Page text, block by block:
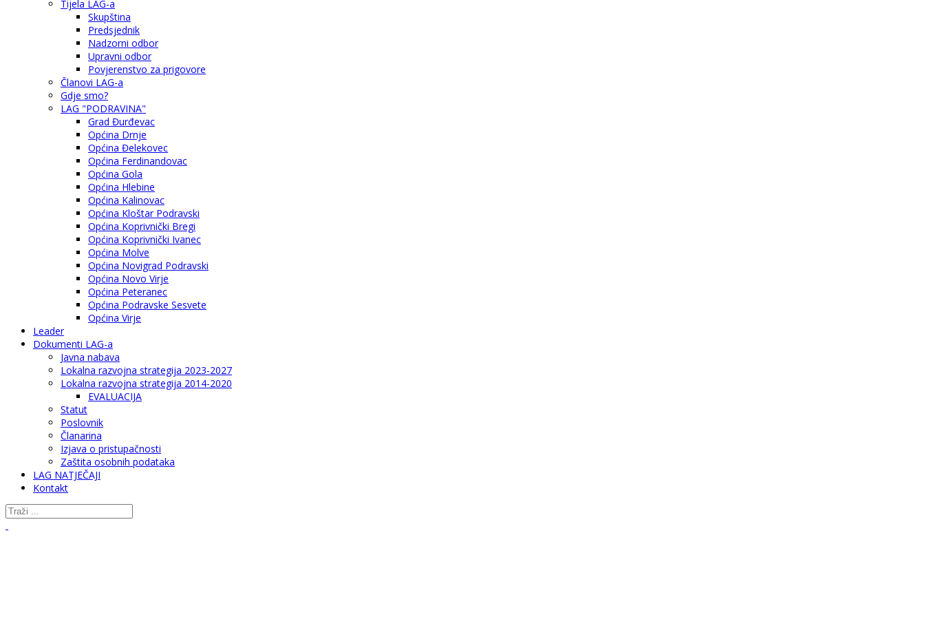
Tijela LAG-a
Skupština
Predsjednik
Nadzorni odbor
Upravni odbor
Povjerenstvo za prigovore
Članovi LAG-a
Gdje smo?
LAG "PODRAVINA"
Grad Đurđevac
Općina Drnje
Općina Đelekovec
Općina Ferdinandovac
Općina Gola
Općina Hlebine
Općina Kalinovac
Općina Kloštar Podravski
Općina Koprivnički Bregi
Općina Koprivnički Ivanec
Općina Molve
Općina Novigrad Podravski
Općina Novo Virje
Općina Peteranec
Općina Podravske Sesvete
Općina Virje
Leader
Dokumenti LAG-a
Javna nabava
Lokalna razvojna strategija 2023-2027
Lokalna razvojna strategija 2014-2020
EVALUACIJA
Statut
Poslovnik
Članarina
Izjava o pristupačnosti
Zaštita osobnih podataka
LAG NATJEČAJI
Kontakt